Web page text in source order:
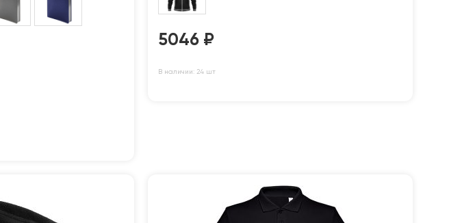
5046 ₽
В наличии: 24 шт